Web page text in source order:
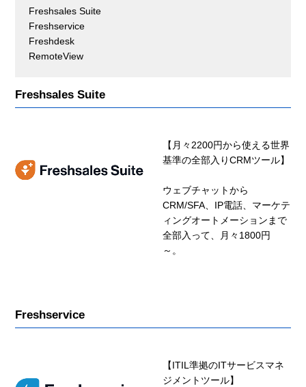
Freshsales Suite
Freshservice
Freshdesk
RemoteView
Freshsales Suite
【月々2200円から使える世界
基準の全部入りCRMツール】
ウェブチャットから
CRM/SFA、IP電話、マーケテ
ィングオートメーションまで
全部入って、月々1800円
～。
Freshservice
【ITIL準拠のITサービスマネ
ジメントツール】